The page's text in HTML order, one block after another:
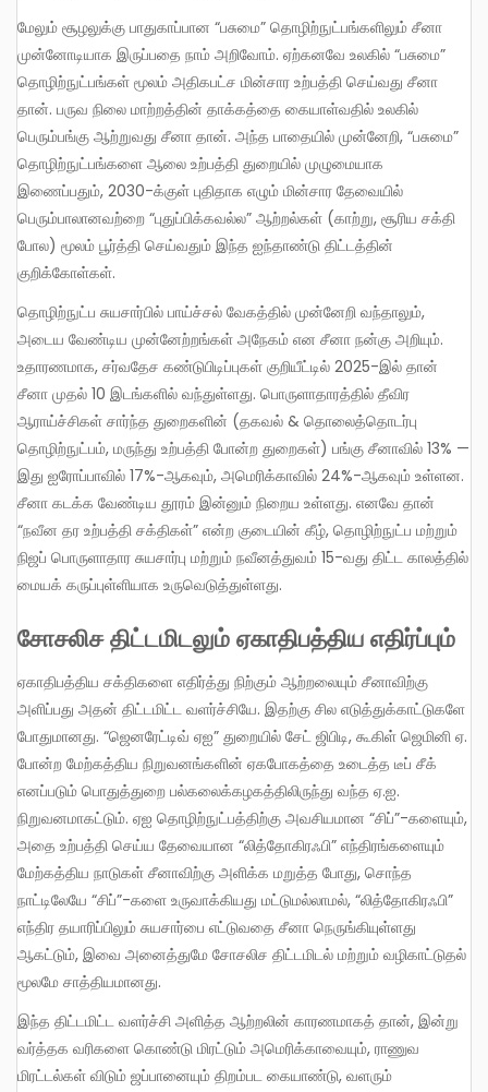
மேலும் சூழலுக்கு பாதுகாப்பான “பசுமை” தொழிற்நுட்பங்களிலும் சீனா
முன்னோடியாக இருப்பதை நாம் அறிவோம். ஏற்கனவே உலகில் “பசுமை”
தொழிற்நுட்பங்கள் மூலம் அதிகபட்ச மின்சார உற்பத்தி செய்வது சீனா
தான். பருவ நிலை மாற்றத்தின் தாக்கத்தை கையாள்வதில் உலகில்
பெரும்பங்கு ஆற்றுவது சீனா தான். அந்த பாதையில் முன்னேறி, “பசுமை”
தொழிற்நுட்பங்களை ஆலை உற்பத்தி துறையில் முழுமையாக
இணைப்பதும், 2030-க்குள் புதிதாக எழும் மின்சார தேவையில்
பெரும்பாலானவற்றை “புதுப்பிக்கவல்ல” ஆற்றல்கள் (காற்று, சூரிய சக்தி
போல) மூலம் பூர்த்தி செய்வதும் இந்த ஐந்தாண்டு திட்டத்தின்
குறிக்கோள்கள்.
தொழிற்நுட்ப சுயசார்பில் பாய்ச்சல் வேகத்தில் முன்னேறி வந்தாலும்,
அடைய வேண்டிய முன்னேற்றங்கள் அநேகம் என சீனா நன்கு அறியும்.
உதாரணமாக, சர்வதேச கண்டுபிடிப்புகள் குறியீட்டில் 2025-இல் தான்
சீனா முதல் 10 இடங்களில் வந்துள்ளது. பொருளாதாரத்தில் தீவிர
ஆராய்ச்சிகள் சார்ந்த துறைகளின் (தகவல் & தொலைத்தொடர்பு
தொழிற்நுட்பம், மருந்து உற்பத்தி போன்ற துறைகள்) பங்கு சீனாவில் 13% —
இது ஐரோப்பாவில் 17%-ஆகவும், அமெரிக்காவில் 24%-ஆகவும் உள்ளன.
சீனா கடக்க வேண்டிய தூரம் இன்னும் நிறைய உள்ளது. எனவே தான்
“நவீன தர உற்பத்தி சக்திகள்” என்ற குடையின் கீழ், தொழிற்நுட்ப மற்றும்
நிஜப் பொருளாதார சுயசார்பு மற்றும் நவீனத்துவம் 15-வது திட்ட காலத்தில்
மையக் கருப்புள்ளியாக உருவெடுத்துள்ளது.
சோசலிச திட்டமிடலும் ஏகாதிபத்திய எதிர்ப்பும்
ஏகாதிபத்திய சக்திகளை எதிர்த்து நிற்கும் ஆற்றலையும் சீனாவிற்கு
அளிப்பது அதன் திட்டமிட்ட வளர்ச்சியே. இதற்கு சில எடுத்துக்காட்டுகளே
போதுமானது. “ஜெனரேட்டிவ் ஏஐ” துறையில் சேட் ஜிபிடி, கூகிள் ஜெமினி ஏ.
போன்ற மேற்கத்திய நிறுவனங்களின் ஏகபோகத்தை உடைத்த டீப் சீக்
எனப்படும் பொதுத்துறை பல்கலைக்கழகத்திலிருந்து வந்த ஏ.ஐ.
நிறுவனமாகட்டும். ஏஐ தொழிற்நுட்பத்திற்கு அவசியமான “சிப்”-களையும்,
அதை உற்பத்தி செய்ய தேவையான “லித்தோகிரஃபி” எந்திரங்களையும்
மேற்கத்திய நாடுகள் சீனாவிற்கு அளிக்க மறுத்த போது, சொந்த
நாட்டிலேயே “சிப்”-களை உருவாக்கியது மட்டுமல்லாமல், “லித்தோகிரஃபி”
எந்திர தயாரிப்பிலும் சுயசார்பை எட்டுவதை சீனா நெருங்கியுள்ளது
ஆகட்டும், இவை அனைத்துமே சோசலிச திட்டமிடல் மற்றும் வழிகாட்டுதல்
மூலமே சாத்தியமானது.
இந்த திட்டமிட்ட வளர்ச்சி அளித்த ஆற்றலின் காரணமாகத் தான், இன்று
வர்த்தக வரிகளை கொண்டு மிரட்டும் அமெரிக்காவையும், ராணுவ
மிரட்டல்கள் விடும் ஜப்பானையும் திறம்பட கையாண்டு, வளரும்